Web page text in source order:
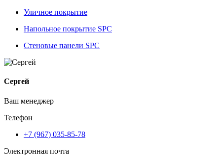
Уличное покрытие
Напольное покрытие SPC
Стеновые панели SPC
Сергей
Ваш менеджер
Телефон
+7 (967) 035-85-78
Электронная почта